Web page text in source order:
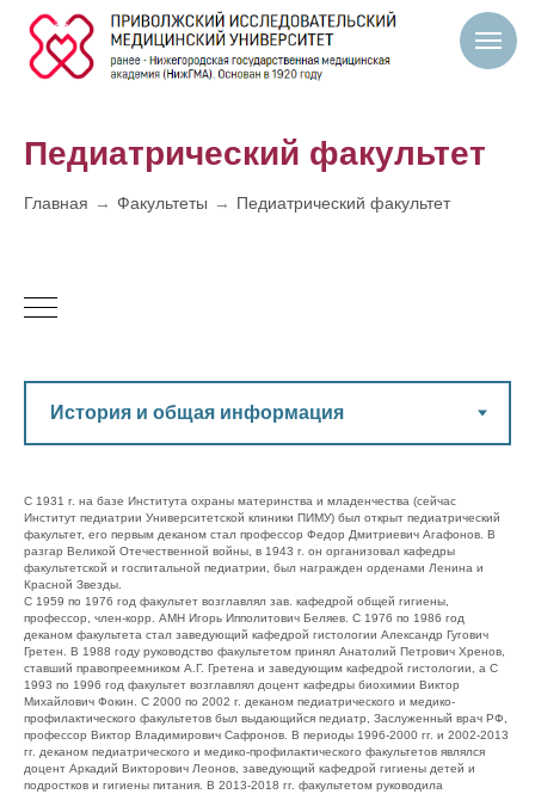
Педиатрический факультет
Главная → Факультеты → Педиатрический факультет
С 1931 г. на базе Института охраны материнства и младенчества (сейчас
Институт педиатрии Университетской клиники ПИМУ) был открыт педиатрический
факультет, его первым деканом стал профессор Федор Дмитриевич Агафонов. В
разгар Великой Отечественной войны, в 1943 г. он организовал кафедры
факультетской и госпитальной педиатрии, был награжден орденами Ленина и
Красной Звезды.
С 1959 по 1976 год факультет возглавлял зав. кафедрой общей гигиены,
профессор, член-корр. АМН Игорь Ипполитович Беляев. С 1976 по 1986 год
деканом факультета стал заведующий кафедрой гистологии Александр Гугович
Гретен. В 1988 году руководство факультетом принял Анатолий Петрович Хренов,
ставший правопреемником А.Г. Гретена и заведующим кафедрой гистологии, а С
1993 по 1996 год факультет возглавлял доцент кафедры биохимии Виктор
Михайлович Фокин. С 2000 по 2002 г. деканом педиатрического и медико-
профилактического факультетов был выдающийся педиатр, Заслуженный врач РФ,
профессор Виктор Владимирович Сафронов. В периоды 1996-2000 гг. и 2002-2013
гг. деканом педиатрического и медико-профилактического факультетов являлся
доцент Аркадий Викторович Леонов, заведующий кафедрой гигиены детей и
подростков и гигиены питания. В 2013-2018 гг. факультетом руководила